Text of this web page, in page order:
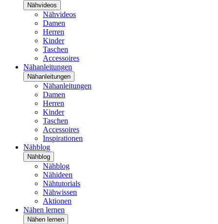
Nähvideos
Nähvideos
Damen
Herren
Kinder
Taschen
Accessoires
Nähanleitungen
Nähanleitungen
Nähanleitungen
Damen
Herren
Kinder
Taschen
Accessoires
Inspirationen
Nähblog
Nähblog
Nähblog
Nähideen
Nähtutorials
Nähwissen
Aktionen
Nähen lernen
Nähen lernen